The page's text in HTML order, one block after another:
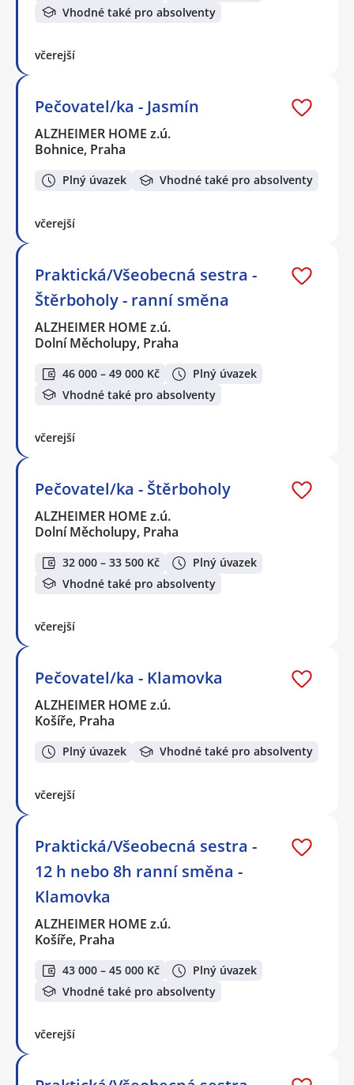
Vhodné také pro absolventy
včerejší
Pečovatel/ka - Jasmín
ALZHEIMER HOME z.ú.
Bohnice, Praha
Plný úvazek Vhodné také pro absolventy
včerejší
Praktická/Všeobecná sestra -
Štěrboholy - ranní směna
ALZHEIMER HOME z.ú.
Dolní Měcholupy, Praha
46 000 – 49 000 Kč
Plný úvazek
Vhodné také pro absolventy
včerejší
Pečovatel/ka - Štěrboholy
ALZHEIMER HOME z.ú.
Dolní Měcholupy, Praha
32 000 – 33 500 Kč
Plný úvazek
Vhodné také pro absolventy
včerejší
Pečovatel/ka - Klamovka
ALZHEIMER HOME z.ú.
Košíře, Praha
Plný úvazek Vhodné také pro absolventy
včerejší
Praktická/Všeobecná sestra -
12 h nebo 8h ranní směna -
Klamovka
ALZHEIMER HOME z.ú.
Košíře, Praha
43 000 – 45 000 Kč
Plný úvazek
Vhodné také pro absolventy
včerejší